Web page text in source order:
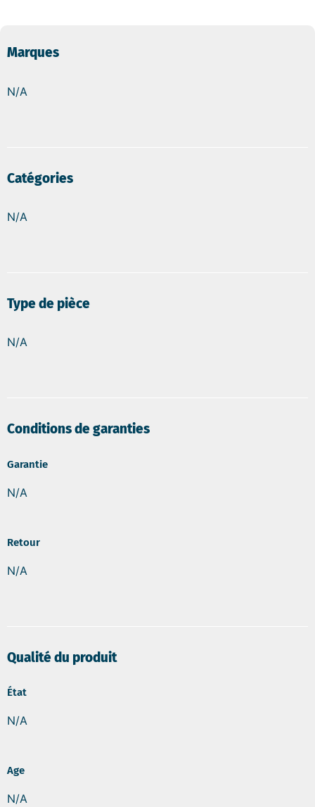
Marques
N/A
Catégories
N/A
Type de pièce
N/A
Conditions de garanties
Garantie
N/A
Retour
N/A
Qualité du produit
État
N/A
Age
N/A